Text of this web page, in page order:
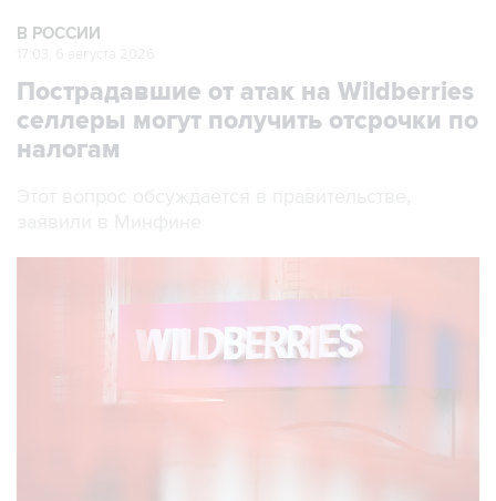
В РОССИИ
Пострадавшие от атак на Wildberries
селлеры могут получить отсрочки по
налогам